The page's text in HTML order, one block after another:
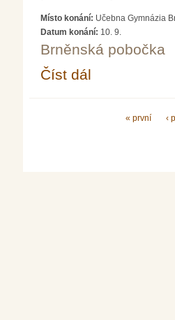
Místo konání: Učebna Gymnázia
Datum konání: 10. 9.
Brněnská pobočka
Číst dál
« první ‹